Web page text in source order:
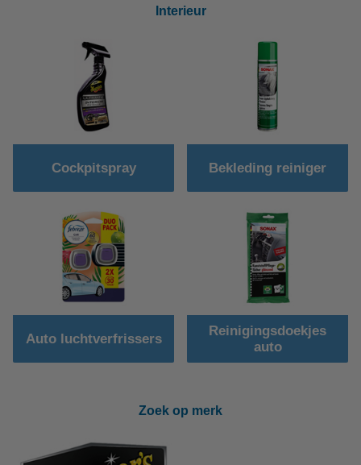
Interieur
Cockpitspray Bekleding reiniger
Auto luchtverfrissers
Reinigingsdoekjes
auto
Zoek op merk